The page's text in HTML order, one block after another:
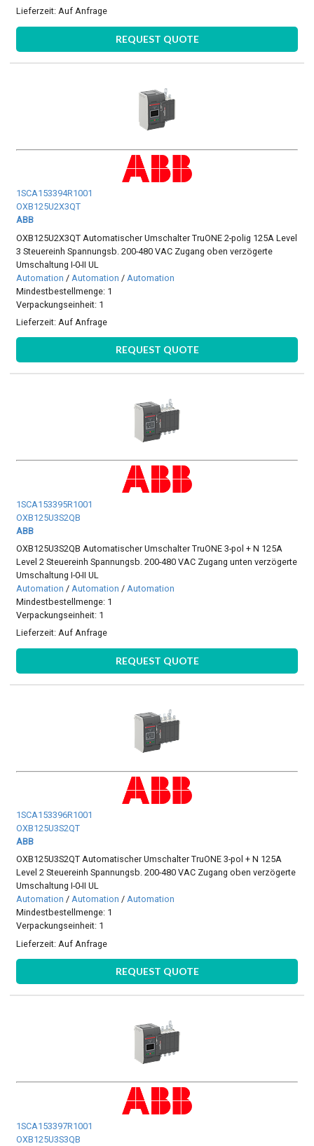
Lieferzeit:Auf Anfrage
REQUEST QUOTE
1SCA153394R1001
OXB125U2X3QT
ABB
OXB125U2X3QT Automatischer Umschalter TruONE 2-polig 125A Level
3 Steuereinh Spannungsb. 200-480 VAC Zugang oben verzögerte
Umschaltung I-0-II UL
Automation / Automation / Automation
Mindestbestellmenge: 1
Verpackungseinheit: 1
Lieferzeit: Auf Anfrage
REQUEST QUOTE
1SCA153395R1001
OXB125U3S2QB
ABB
OXB125U3S2QB Automatischer Umschalter TruONE 3-pol + N 125A
Level 2 Steuereinh Spannungsb. 200-480 VAC Zugang unten verzögerte
Umschaltung I-0-II UL
Automation /Automation /Automation
Mindestbestellmenge: 1
Verpackungseinheit: 1
Lieferzeit:Auf Anfrage
REQUEST QUOTE
1SCA153396R1001
OXB125U3S2QT
ABB
OXB125U3S2QT Automatischer Umschalter TruONE 3-pol + N 125A
Level 2 Steuereinh Spannungsb. 200-480 VAC Zugang oben verzögerte
Umschaltung I-0-II UL
Automation /Automation /Automation
Mindestbestellmenge: 1
Verpackungseinheit: 1
Lieferzeit: Auf Anfrage
REQUEST QUOTE
1SCA153397R1001
OXB125U3S3QB